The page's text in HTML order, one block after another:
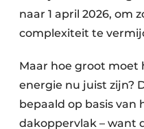
naar 1 april 2026, om
complexiteit te
Maar hoe groot moet
energie nu juist zijn?
bepaald op basis van
dakoppervlak – want